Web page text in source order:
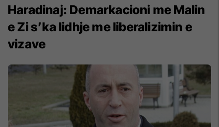
Haradinaj: Demarkacioni me Malin
e Zi s’ka lidhje me liberalizimin e
vizave